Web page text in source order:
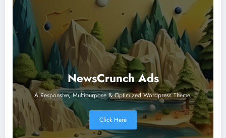
NewsCrunch Ads
A Responsive, Multipurpose & Optimized Wordpress Theme.
Click Here